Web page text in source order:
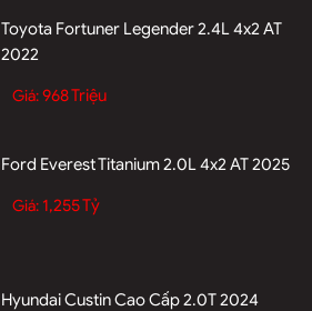
Toyota Fortuner Legender 2.4L 4x2 AT
2022
Giá:968 Triệu
Ford Everest Titanium 2.0L 4x2 AT 2025
Giá: 1,255 Tỷ
Hyundai Custin Cao Cấp 2.0T 2024